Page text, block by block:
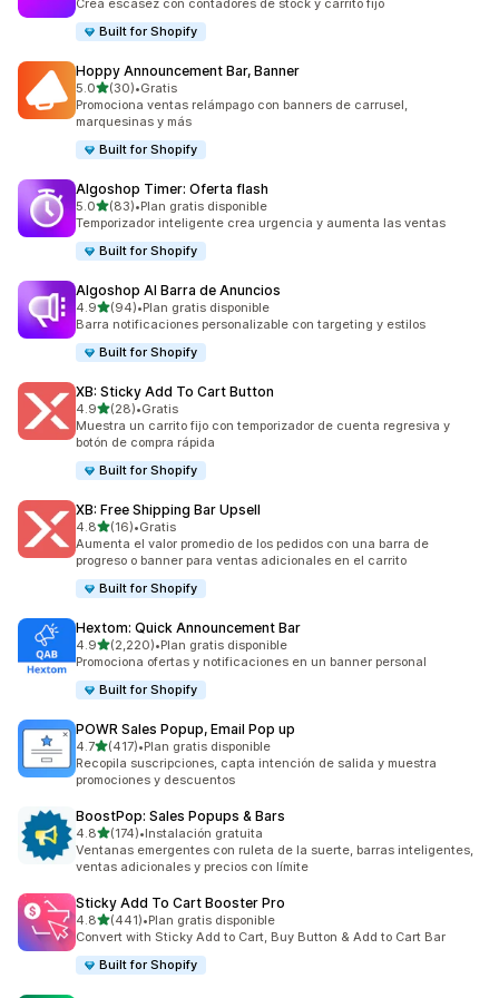
Crea escasez con contadores de stock y carrito fijo
Built for Shopify
Hoppy Announcement Bar, Banner
5.0de 5 estrellas
(30)
30 reseñas en total
•Gratis
Promociona ventas relámpago con banners de carrusel,
marquesinas y más
Built for Shopify
Algoshop Timer: Oferta flash
5.0de 5 estrellas
(83)
83 reseñas en total
•Plan gratis disponible
Temporizador inteligente crea urgencia y aumenta las ventas
Built for Shopify
Algoshop AI Barra de Anuncios
4.9de 5 estrellas
(94)
94 reseñas en total
•Plan gratis disponible
Barra notificaciones personalizable con targeting y estilos
Built for Shopify
XB: Sticky Add To Cart Button
4.9de 5 estrellas
(28)
28 reseñas en total
•Gratis
Muestra un carrito fijo con temporizador de cuenta regresiva y
botón de compra rápida
Built for Shopify
XB: Free Shipping Bar Upsell
4.8de 5 estrellas
(16)
16 reseñas en total
•Gratis
Aumenta el valor promedio de los pedidos con una barra de
progreso o banner para ventas adicionales en el carrito
Built for Shopify
Hextom: Quick Announcement Bar
4.9de 5 estrellas
(2,220)
2220 reseñas en total
•Plan gratis disponible
Promociona ofertas y notificaciones en un banner personal
Built for Shopify
POWR Sales Popup, Email Pop up
4.7de 5 estrellas
(417)
417 reseñas en total
•Plan gratis disponible
Recopila suscripciones, capta intención de salida y muestra
promociones y descuentos
BoostPop: Sales Popups & Bars
4.8de 5 estrellas
(174)
174 reseñas en total
•Instalación gratuita
Ventanas emergentes con ruleta de la suerte, barras inteligentes,
ventas adicionales y precios con límite
Sticky Add To Cart Booster Pro
4.8de 5 estrellas
(441)
441 reseñas en total
•Plan gratis disponible
Convert with Sticky Add to Cart, Buy Button & Add to Cart Bar
Built for Shopify